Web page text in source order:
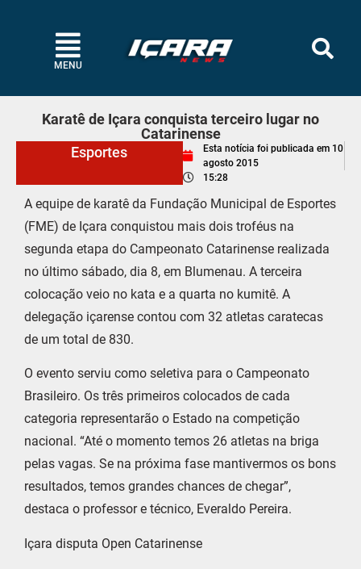
MENU
Karatê de Içara conquista terceiro lugar no
Catarinense
Esportes
Esta notícia foi publicada em 10
agosto 2015
15:28
A equipe de karatê da Fundação Municipal de Esportes
(FME) de Içara conquistou mais dois troféus na
segunda etapa do Campeonato Catarinense realizada
no último sábado, dia 8, em Blumenau. A terceira
colocação veio no kata e a quarta no kumitê. A
delegação içarense contou com 32 atletas caratecas
de um total de 830.
O evento serviu como seletiva para o Campeonato
Brasileiro. Os três primeiros colocados de cada
categoria representarão o Estado na competição
nacional. “Até o momento temos 26 atletas na briga
pelas vagas. Se na próxima fase mantivermos os bons
resultados, temos grandes chances de chegar”,
destaca o professor e técnico, Everaldo Pereira.
Içara disputa Open Catarinense